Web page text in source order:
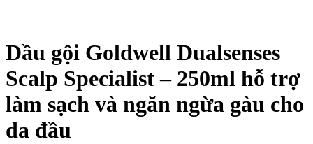
Dầu gội Goldwell Dualsenses
Scalp Specialist – 250ml hỗ trợ
làm sạch và ngăn ngừa gàu cho
da đầu